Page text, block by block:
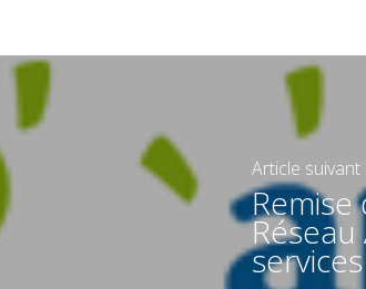
Article suivant
Réseau
services